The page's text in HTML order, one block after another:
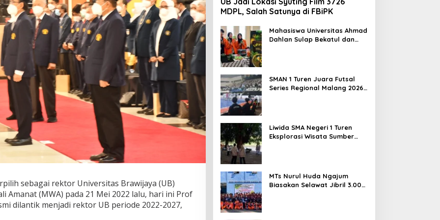
sebagai rektor Universitas Brawijaya (UB)
Amanat (MWA) pada 21 Mei 2022 lalu, hari ini Prof
dilantik menjadi rektor UB periode 2022-2027,
MDPL, Salah Satunya di FBiPK
Mahasiswa Universitas Ahmad
Dahlan Sulap Bekatul dan
SMAN 1 Turen Juara Futsal
Series Regional Malang 2026,
Liwida SMA Negeri 1 Turen
Eksplorasi Wisata Sumber
MTs Nurul Huda Ngajum
Biasakan Selawat Jibril 3.000